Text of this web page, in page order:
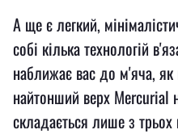
А ще є легкий,
собі кілька технологій
наближає вас до м'яча,
найтонший верх Mercurial
складається лише з трьох